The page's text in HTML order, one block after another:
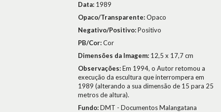
Data: 1989
Opaco/Transparente:Opaco
Negativo/Positivo:Positivo
PB/Cor:Cor
Dimensões da Imagem: 12,5 x 17,7 cm
Observações:Em 1994, o Autor retomou a
execução da escultura que interrompera em
1989 (alterando a sua dimensão de 15 para 25
metros de altura).
Fundo:DMT - Documentos Malangatana